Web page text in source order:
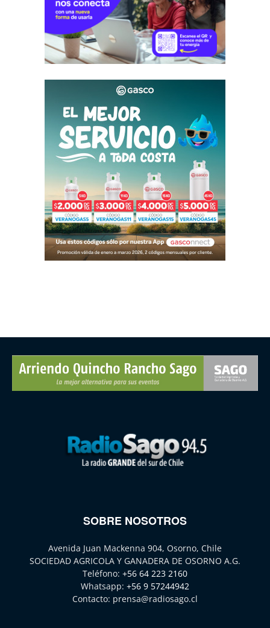
SOBRE NOSOTROS
Avenida Juan Mackenna 904, Osorno, Chile
SOCIEDAD AGRICOLA Y GANADERA DE OSORNO A.G.
Teléfono: +56 64 223 2160
Whatsapp: +56 9 57244942
Contacto: prensa@radiosago.cl